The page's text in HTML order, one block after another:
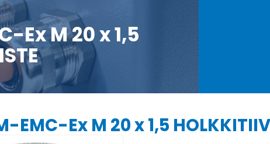
Ex M 20 x 1,5
EMC-Ex M 20 x 1,5